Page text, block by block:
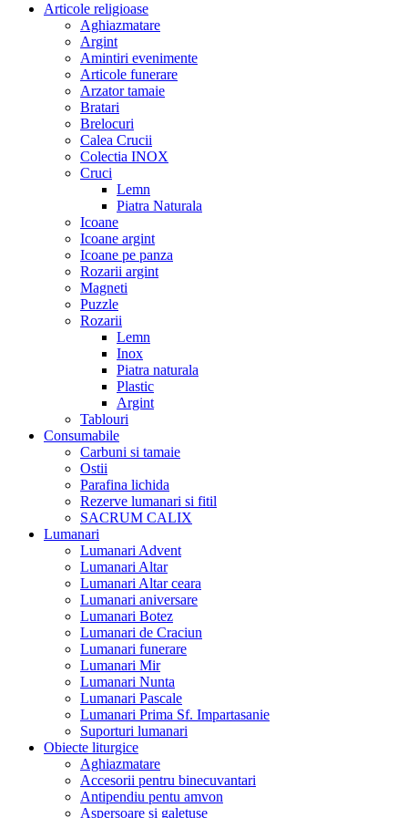
Articole religioase
Aghiazmatare
Argint
Amintiri evenimente
Articole funerare
Arzator tamaie
Bratari
Brelocuri
Calea Crucii
Colectia INOX
Cruci
Lemn
Piatra Naturala
Icoane
Icoane argint
Icoane pe panza
Rozarii argint
Magneti
Puzzle
Rozarii
Lemn
Inox
Piatra naturala
Plastic
Argint
Tablouri
Consumabile
Carbuni si tamaie
Ostii
Parafina lichida
Rezerve lumanari si fitil
SACRUM CALIX
Lumanari
Lumanari Advent
Lumanari Altar
Lumanari Altar ceara
Lumanari aniversare
Lumanari Botez
Lumanari de Craciun
Lumanari funerare
Lumanari Mir
Lumanari Nunta
Lumanari Pascale
Lumanari Prima Sf. Impartasanie
Suporturi lumanari
Obiecte liturgice
Aghiazmatare
Accesorii pentru binecuvantari
Antipendiu pentu amvon
Aspersoare si galetuse